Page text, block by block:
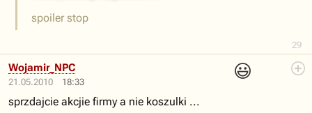
29
spoiler stop
21.05.2010 18:33
😃
Wojamir_NPC
sprzdajcie akcjie firmy a nie koszulki ...